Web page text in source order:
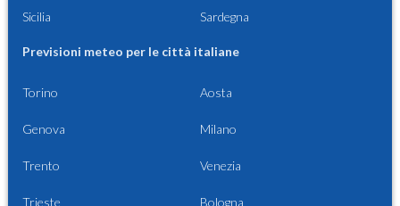
Sicilia Sardegna
Previsioni meteo per le città italiane
Torino Aosta
Genova Milano
Trento Venezia
Trieste Bologna